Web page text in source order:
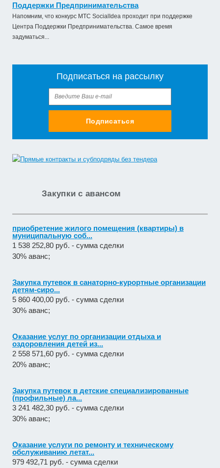
Поддержки Предпринимательства
Напомним, что конкурс МТС SocialIdea проходит при поддержке
Центра Поддержки Предпринимательства. Самое время
задуматься...
Подписаться на рассылку
Подписаться
Закупки с авансом
приобретение жилого помещения (квартиры) в
муниципальную соб...
1 538 252,80 руб. - сумма сделки
30% аванс;
Закупка путевок в санаторно-курортные организации
детям-сиро...
5 860 400,00 руб. - сумма сделки
30% аванс;
Оказание услуг по организации отдыха и
оздоровления детей из...
2 558 571,60 руб. - сумма сделки
20% аванс;
Закупка путевок в детские специализированные
(профильные) ла...
3 241 482,30 руб. - сумма сделки
30% аванс;
Оказание услуги по ремонту и техническому
обслуживанию летат...
979 492,71 руб. - сумма сделки